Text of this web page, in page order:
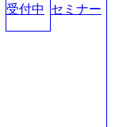
受付中 セミナー